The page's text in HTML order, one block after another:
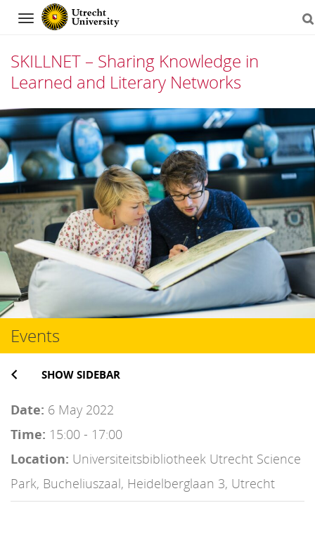
Navigation
SKILLNET – Sharing Knowledge in
Learned and Literary Networks
Skip
to
content
Events
SHOW SIDEBAR
Date: 6 May 2022
Time: 15:00 - 17:00
Location: Universiteitsbibliotheek Utrecht Science
Park, Bucheliuszaal, Heidelberglaan 3, Utrecht